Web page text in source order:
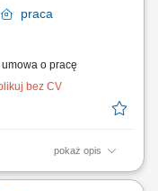
praca
umowa o pracę
bez CV
pokaż opis
instalacji